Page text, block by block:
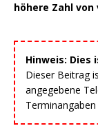
höhere Zahl
Hinweis: Dies
Dieser Beitrag
angegebene